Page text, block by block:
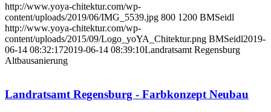
http://www.yoya-chitektur.com/wp-
content/uploads/2019/06/IMG_5539.jpg 800 1200 BMSeidl
http://www.yoya-chitektur.com/wp-
content/uploads/2015/09/Logo_yoYA_Chitektur.png BMSeidl2019-
06-14 08:32:172019-06-14 08:39:10Landratsamt Regensburg
Altbausanierung
Landratsamt Regensburg - Farbkonzept Neubau